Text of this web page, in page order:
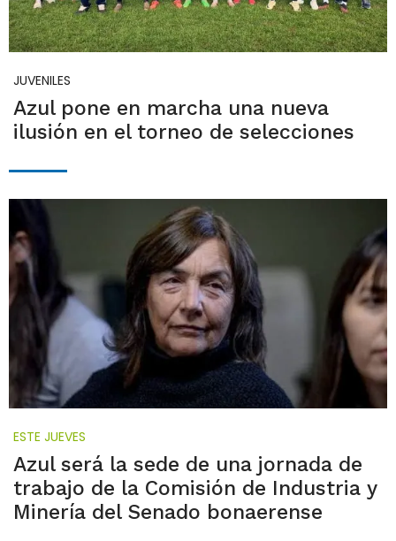
JUVENILES
Azul pone en marcha una nueva
ilusión en el torneo de selecciones
ESTE JUEVES
Azul será la sede de una jornada de
trabajo de la Comisión de Industria y
Minería del Senado bonaerense